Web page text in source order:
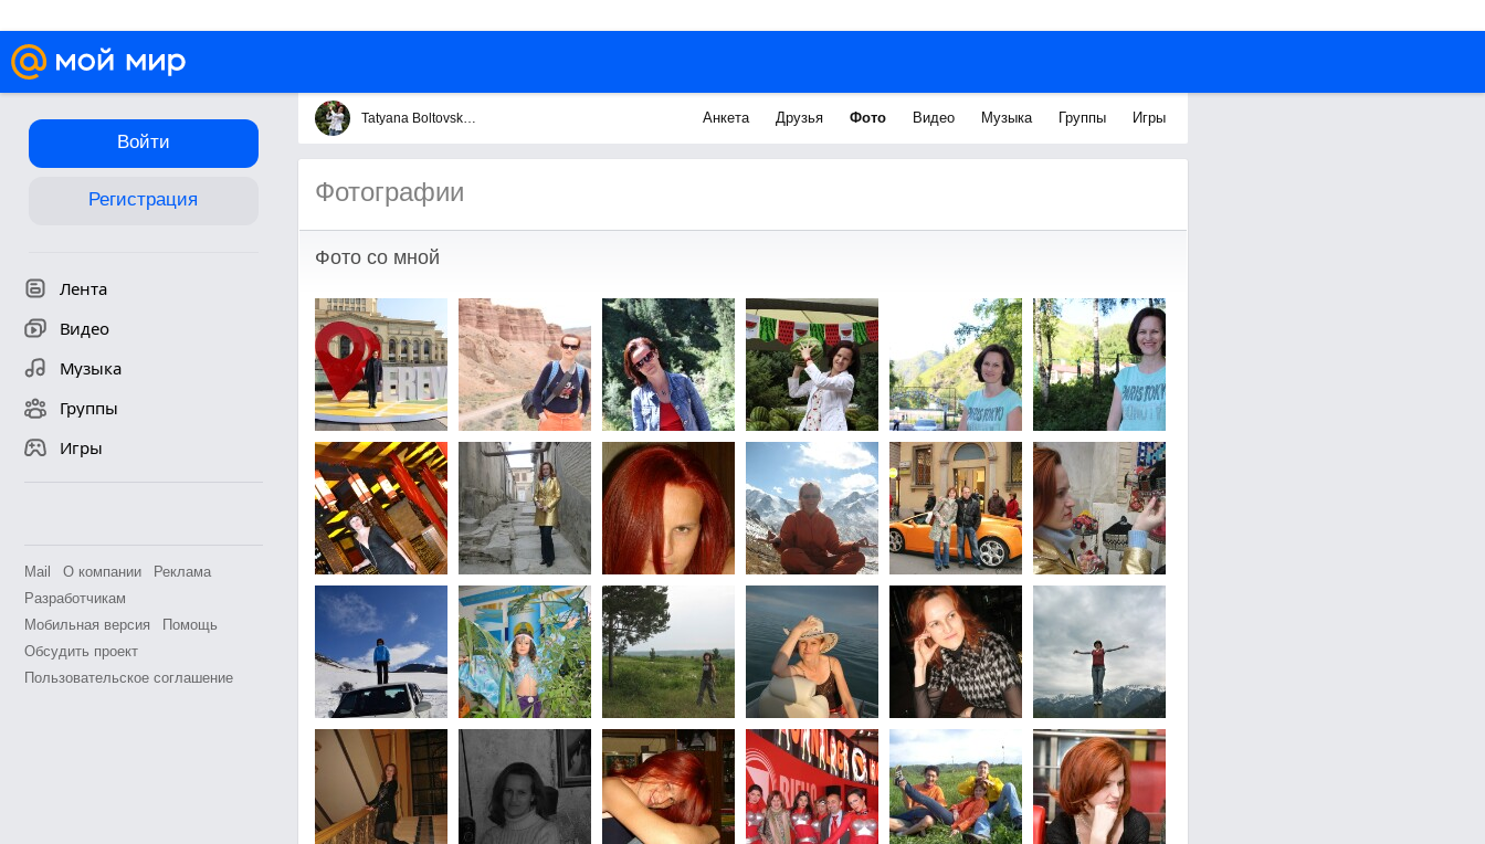
Войти
Регистрация
Лента
Видео
Музыка
Группы
Игры
Mail О компании
Реклама
Разработчикам
Мобильная версия
Помощь
Обсудить проект
Пользовательское соглашение
Tatyana Boltovskaya Анкета Друзья Фото Видео Музыка Группы Игры
Фотографии
Фото со мной